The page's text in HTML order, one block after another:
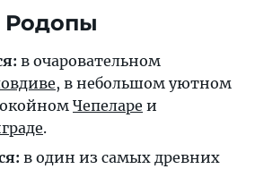
Родопы
в очаровательном
, в небольшом уютном
Чепеларе и
.
в один из самых древних